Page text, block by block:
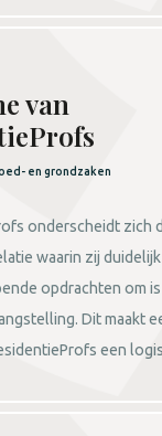
van
en grondzaken
onderscheidt zich
waarin zij
opdrachten om
Dit maakt
een